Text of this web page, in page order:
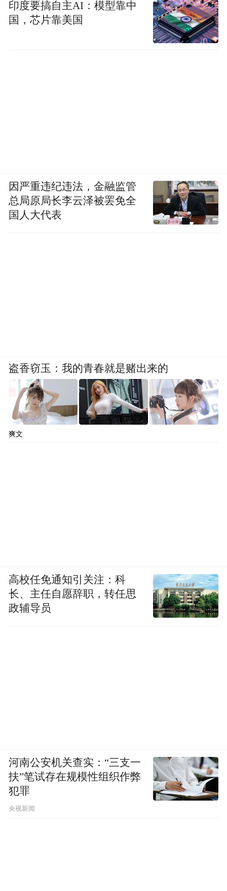
印度要搞自主AI：模型靠中
国，芯片靠美国
因严重违纪违法，金融监管
总局原局长李云泽被罢免全
国人大代表
盗香窃玉：我的青春就是赌出来的
爽文
高校任免通知引关注：科
长、主任自愿辞职，转任思
政辅导员
河南公安机关查实：“三支一
扶”笔试存在规模性组织作弊
犯罪
央视新闻